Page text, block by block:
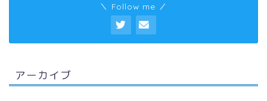
＼ Follow me ／
アーカイブ